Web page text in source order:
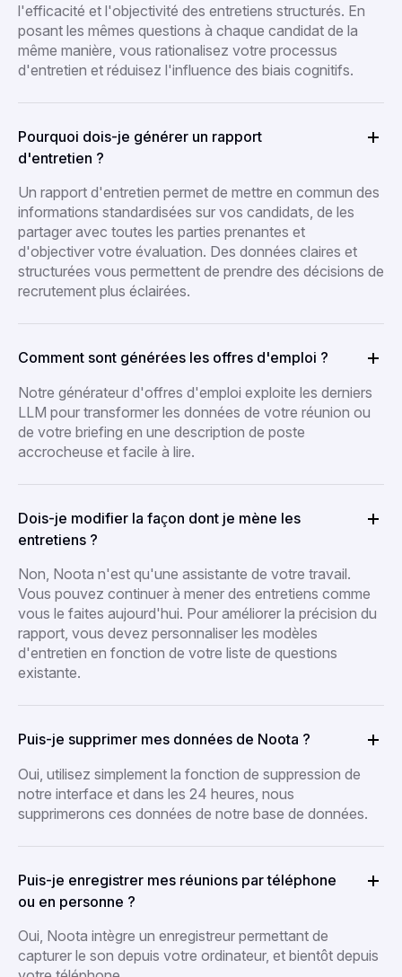
l'efficacité et l'objectivité des entretiens structurés. En
posant les mêmes questions à chaque candidat de la
même manière, vous rationalisez votre processus
d'entretien et réduisez l'influence des biais cognitifs.
Pourquoi dois-je générer un rapport
d'entretien ?
Un rapport d'entretien permet de mettre en commun des
informations standardisées sur vos candidats, de les
partager avec toutes les parties prenantes et
d'objectiver votre évaluation. Des données claires et
structurées vous permettent de prendre des décisions de
recrutement plus éclairées.
Comment sont générées les offres d'emploi ?
Notre générateur d'offres d'emploi exploite les derniers
LLM pour transformer les données de votre réunion ou
de votre briefing en une description de poste
accrocheuse et facile à lire.
Dois-je modifier la façon dont je mène les
entretiens ?
Non, Noota n'est qu'une assistante de votre travail.
Vous pouvez continuer à mener des entretiens comme
vous le faites aujourd'hui. Pour améliorer la précision du
rapport, vous devez personnaliser les modèles
d'entretien en fonction de votre liste de questions
existante.
Puis-je supprimer mes données de Noota ?
Oui, utilisez simplement la fonction de suppression de
notre interface et dans les 24 heures, nous
supprimerons ces données de notre base de données.
Puis-je enregistrer mes réunions par téléphone
ou en personne ?
Oui, Noota intègre un enregistreur permettant de
capturer le son depuis votre ordinateur, et bientôt depuis